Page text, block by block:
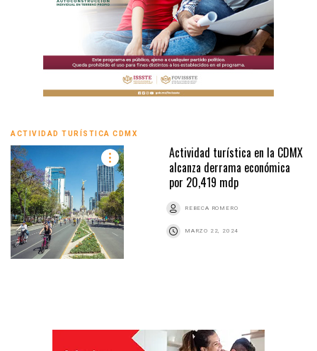
ACTIVIDAD TURÍSTICA CDMX
Actividad turística en la CDMX
alcanza derrama económica
por 20,419 mdp
REBECA ROMERO
MARZO 22, 2024